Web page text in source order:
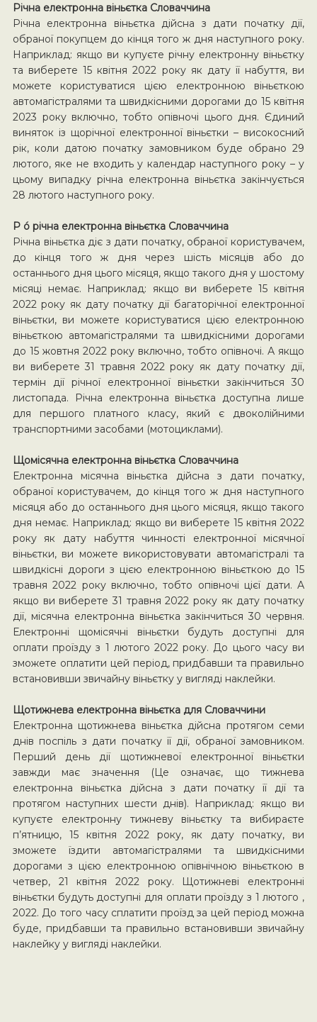
Річна електронна віньєтка Словаччина
Річна електронна віньєтка дійсна з дати початку дії,
обраної покупцем до кінця того ж дня наступного року.
Наприклад: якщо ви купуєте річну електронну віньєтку
та виберете 15 квітня 2022 року як дату її набуття, ви
можете користуватися цією електронною віньєткою
автомагістралями та швидкісними дорогами до 15 квітня
2023 року включно, тобто опівночі цього дня. Єдиний
виняток із щорічної електронної віньєтки – високосний
рік, коли датою початку замовником буде обрано 29
лютого, яке не входить у календар наступного року – у
цьому випадку річна електронна віньєтка закінчується
28 лютого наступного року.
P ó річна електронна віньєтка Словаччина
Річна віньєтка діє з дати початку, обраної користувачем,
до кінця того ж дня через шість місяців або до
останнього дня цього місяця, якщо такого дня у шостому
місяці немає. Наприклад: якщо ви виберете 15 квітня
2022 року як дату початку дії багаторічної електронної
віньєтки, ви можете користуватися цією електронною
віньєткою автомагістралями та швидкісними дорогами
до 15 жовтня 2022 року включно, тобто опівночі. А якщо
ви виберете 31 травня 2022 року як дату початку дії,
термін дії річної електронної віньєтки закінчиться 30
листопада. Річна електронна віньєтка доступна лише
для першого платного класу, який є двоколійними
транспортними засобами (мотоциклами).
Щомісячна електронна віньєтка Словаччина
Електронна місячна віньєтка дійсна з дати початку,
обраної користувачем, до кінця того ж дня наступного
місяця або до останнього дня цього місяця, якщо такого
дня немає. Наприклад: якщо ви виберете 15 квітня 2022
року як дату набуття чинності електронної місячної
віньєтки, ви можете використовувати автомагістралі та
швидкісні дороги з цією електронною віньєткою до 15
травня 2022 року включно, тобто опівночі цієї дати. А
якщо ви виберете 31 травня 2022 року як дату початку
дії, місячна електронна віньєтка закінчиться 30 червня.
Електронні щомісячні віньєтки будуть доступні для
оплати проїзду з 1 лютого 2022 року. До цього часу ви
зможете оплатити цей період, придбавши та правильно
встановивши звичайну віньєтку у вигляді наклейки.
Щотижнева електронна віньєтка для Словаччини
Електронна щотижнева віньєтка дійсна протягом семи
днів поспіль з дати початку її дії, обраної замовником.
Перший день дії щотижневої електронної віньєтки
завжди має значення (Це означає, що тижнева
електронна віньєтка дійсна з дати початку її дії та
протягом наступних шести днів). Наприклад: якщо ви
купуєте електронну тижневу віньєтку та вибираєте
п’ятницю, 15 квітня 2022 року, як дату початку, ви
зможете їздити автомагістралями та швидкісними
дорогами з цією електронною опівнічною віньєткою в
четвер, 21 квітня 2022 року. Щотижневі електронні
віньєтки будуть доступні для оплати проїзду з 1 лютого ,
2022. До того часу сплатити проїзд за цей період можна
буде, придбавши та правильно встановивши звичайну
наклейку у вигляді наклейки.